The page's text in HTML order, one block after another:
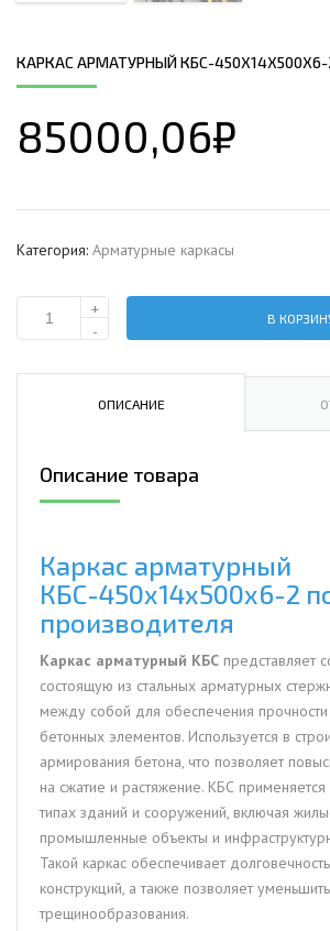
КАРКАС АРМАТУРНЫЙ КБС-450Х14Х500Х6-
85000,06₽
Категория: Арматурные каркасы
Количество
арматурный
КБС-450х14х500х6-
+
-
В
ОПИСАНИЕ
Описание товара
Каркас арматурный
КБС-450х14х500х6-2
производителя
Каркас арматурный КБС представляет
состоящую из стальных арматурных
между собой для обеспечения прочности
бетонных элементов. Используется в
армирования бетона, что позволяет
на сжатие и растяжение. КБС
типах зданий и сооружений, включая
промышленные объекты и
Такой каркас обеспечивает
конструкций, а также позволяет
трещинообразования.